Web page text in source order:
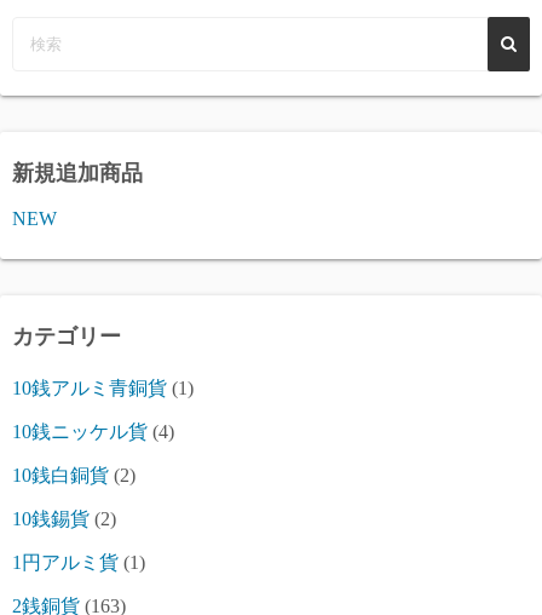
新規追加商品
NEW
カテゴリー
10銭アルミ青銅貨 (1)
10銭ニッケル貨 (4)
10銭白銅貨 (2)
10銭錫貨 (2)
1円アルミ貨 (1)
2銭銅貨 (163)